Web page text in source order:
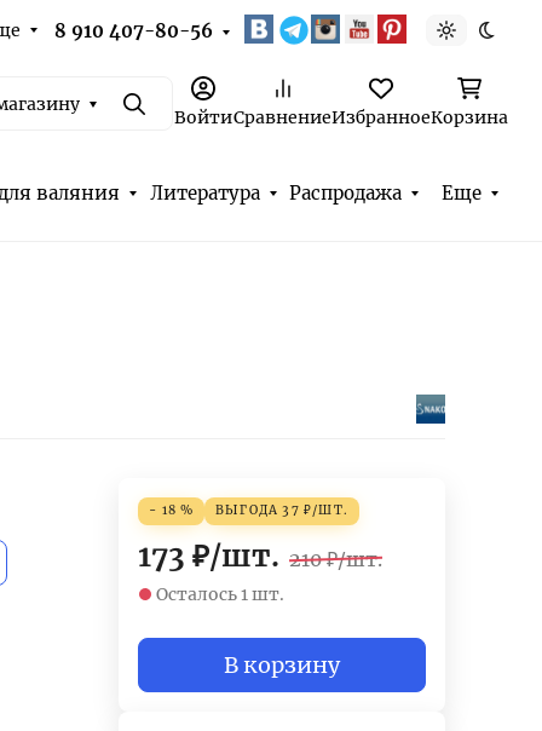
8 910 407-80-56 Светлая
ПоискВойтиСравнениеИзбранноеКорзина
валяния Литература Распродажа Еще
- 18 % ВЫГОДА37 ₽/ШТ.
173 ₽/шт. 210 ₽/шт.
Осталось 1 шт.
В корзину